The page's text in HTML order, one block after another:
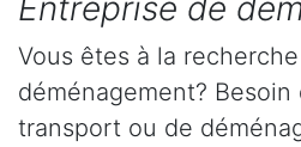
Vous êtes à la
déménagement?
transport ou de